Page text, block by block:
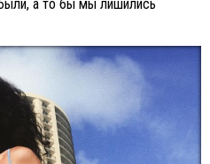
а то бы мы лишились